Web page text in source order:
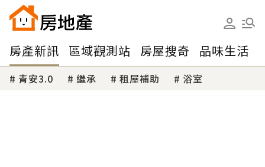
房產新訊 區域觀測站 房屋搜奇 品味生活
青安3.0 繼承 租屋補助 浴室